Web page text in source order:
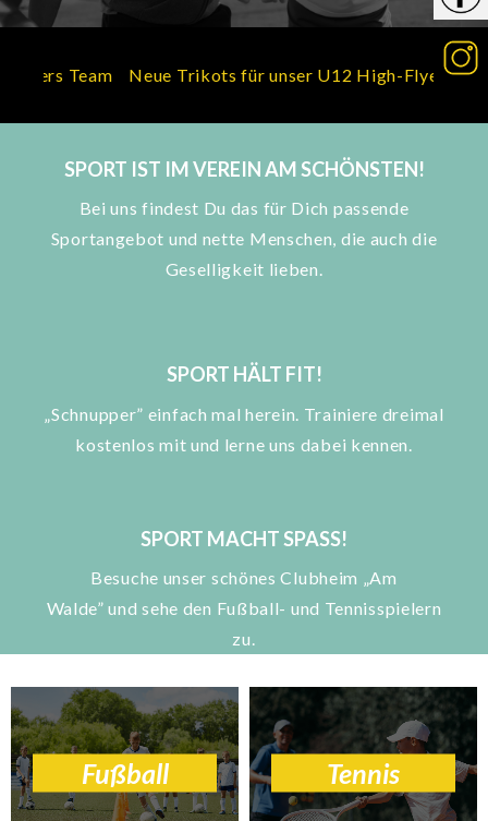
Team Neue Trikots für unser U12 High-Flyers Team
SPORT IST IM VEREIN AM SCHÖNSTEN!
Bei uns findest Du das für Dich passende
Sportangebot und nette Menschen, die auch die
Geselligkeit lieben.
SPORT HÄLT FIT!
„Schnupper” einfach mal herein. Trainiere dreimal
kostenlos mit und lerne uns dabei kennen.
SPORT MACHT SPASS!
Besuche unser schönes Clubheim „Am
Walde” und sehe den Fußball- und Tennisspielern
zu.
Fußball Tennis